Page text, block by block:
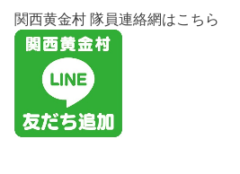
関西黄金村 隊員連絡網はこちら